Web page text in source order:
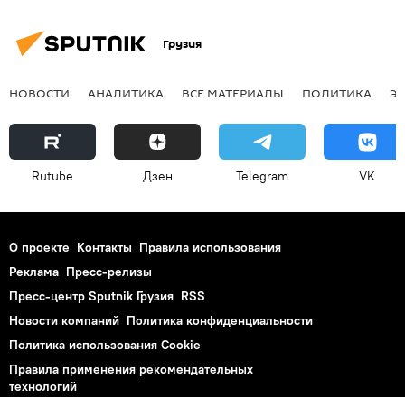
Грузия
НОВОСТИ АНАЛИТИКА ВСЕ МАТЕРИАЛЫ ПОЛИТИКА
Rutube Дзен Telegram VK
О проекте Контакты Правила использования
Реклама Пресс-релизы
Пресс-центр Sputnik Грузия RSS
Новости компаний Политика конфиденциальности
Политика использования Cookie
Правила применения рекомендательных
технологий